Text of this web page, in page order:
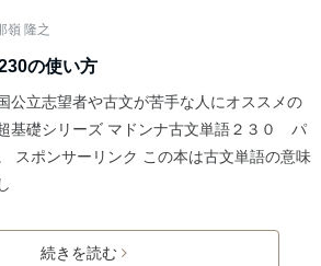
嶺 隆之
の使い方
公立志望者や古文が苦手な人にオススメの
基礎シリーズ マドンナ古文単語２３０ パ
スポンサーリンク この本は古文単語の意味
続きを読む